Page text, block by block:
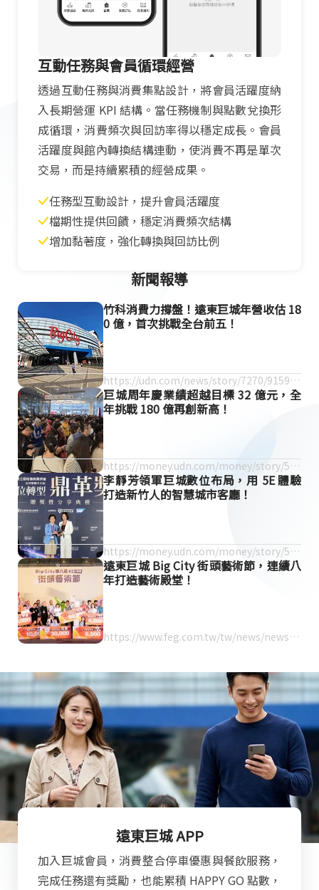
互動任務與會員循環經營
透過互動任務與消費集點設計，將會員活躍度納
入長期營運 KPI 結構。當任務機制與點數兌換形
成循環，消費頻次與回訪率得以穩定成長。會員
活躍度與館內轉換結構連動，使消費不再是單次
交易，而是持續累積的經營成果。
任務型互動設計，提升會員活躍度
檔期性提供回饋，穩定消費頻次結構
增加黏著度，強化轉換與回訪比例
新聞報導
竹科消費力撐盤！遠東巨城年營收估 18
0 億，首次挑戰全台前五！
https://udn.com/news/story/7270/915963
5
巨城周年慶業績超越目標 32 億元，全
年挑戰 180 億再創新高！
https://money.udn.com/money/story/561
2/9190014
李靜芳領軍巨城數位布局，用 5E 體驗
打造新竹人的智慧城市客廳！
https://money.udn.com/money/story/561
2/9233237
遠東巨城 Big City 街頭藝術節，連續八
年打造藝術殿堂！
https://www.feg.com.tw/tw/news/news_d
遠東巨城 APP
加入巨城會員，消費整合停車優惠與餐飲服務，
完成任務還有獎勵，也能累積 HAPPY GO 點數，